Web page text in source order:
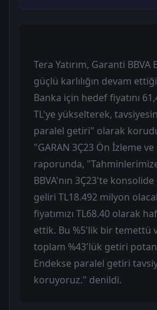
Tera Yatırım, Garanti BBVA
güçlü karlılığın devam
Banka için hedef fiyatını
TL'ye yükselterek,
paralel getiri" olarak
"GARAN 3Ç23 Ön İzleme
raporunda,
BBVA'nın 3Ç23'te
geliri TL18.492 milyon
fiyatımızı TL68.40 olarak
ettik. Bu %5'lik bir temettü
toplam %43'lük getiri
Endekse paralel getiri
koruyoruz." denildi.